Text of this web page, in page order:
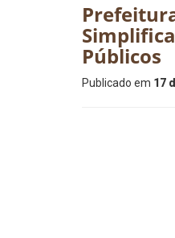
Públicos
Publicado em 17